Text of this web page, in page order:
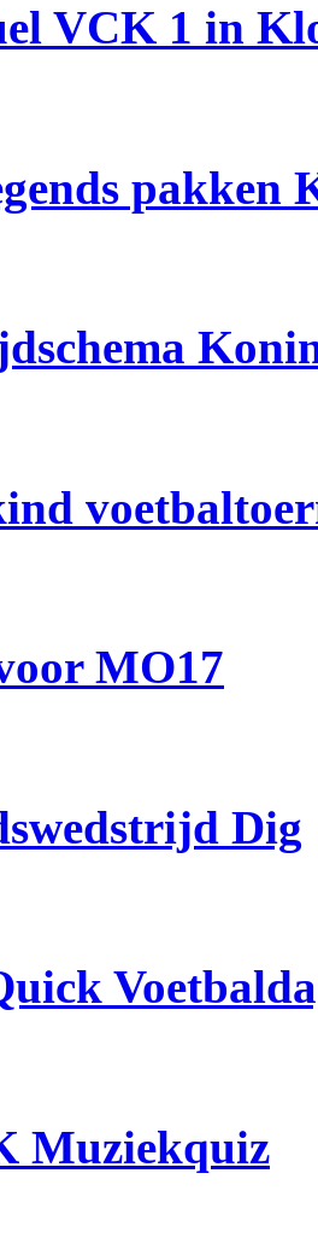
VCK 1 in
pakken
MO17
Dig
Muziekquiz